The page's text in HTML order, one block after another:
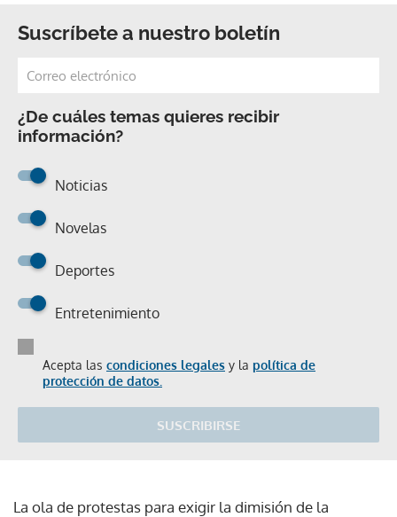
Suscríbete a nuestro boletín
¿De cuáles temas quieres recibir
información?
Noticias
Novelas
Deportes
Entretenimiento
Acepta las condiciones legales y la política de
protección de datos.
SUSCRIBIRSE
La ola de protestas para exigir la dimisión de la